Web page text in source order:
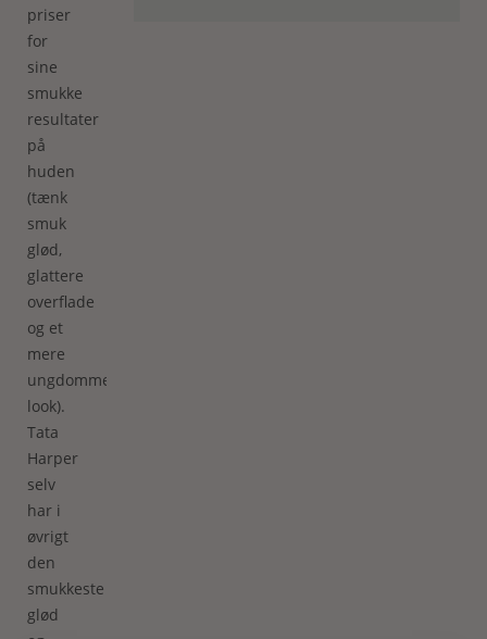
priser
for
sine
smukke
resultater
på
huden
(tænk
smuk
glød,
glattere
overflade
og et
mere
ungdommeligt
look).
Tata
Harper
selv
har i
øvrigt
den
smukkeste
glød